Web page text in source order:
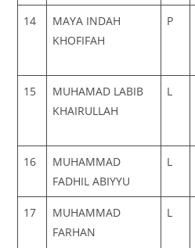
14
MAYA INDAH
KHOFIFAH
P
15
MUHAMAD LABIB
KHAIRULLAH
L
16
MUHAMMAD
FADHIL ABIYYU
L
17
MUHAMMAD
FARHAN
L